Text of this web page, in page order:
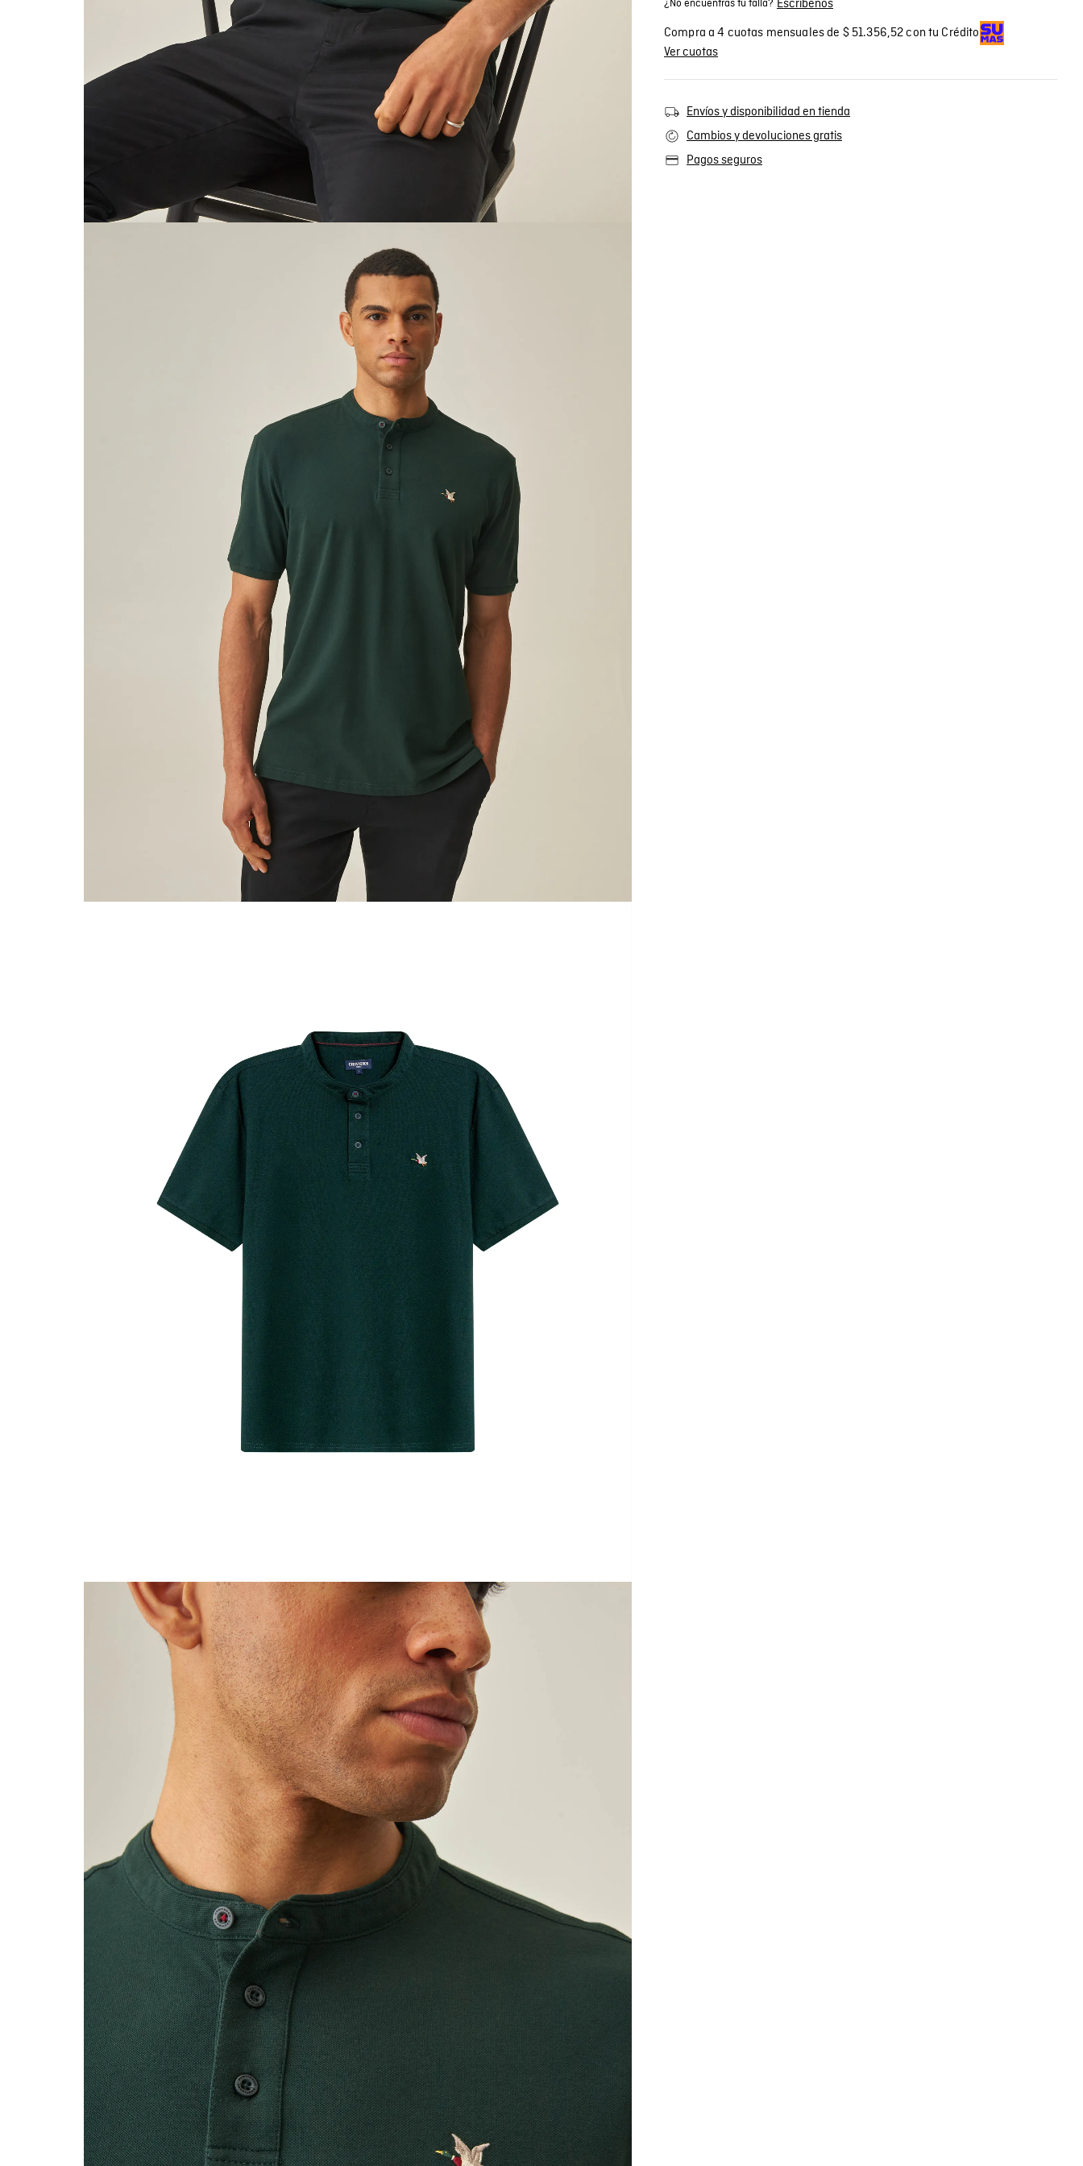
¿No encuentras tu talla? Escríbenos
Compra a 4 cuotas mensuales de $ 51.356,52 con tu Crédito
Ver cuotas
Envíos y disponibilidad en tienda
Cambios y devoluciones gratis
Pagos seguros